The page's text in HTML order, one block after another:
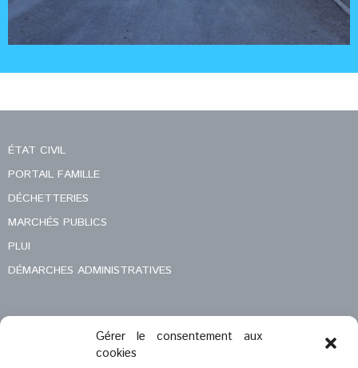
Gérer le consentement aux
cookies
ÉTAT CIVIL
PORTAIL FAMILLE
DÉCHETTERIES
MARCHÉS PUBLICS
PLUI
DÉMARCHES ADMINISTRATIVES
MENTIONS LÉGALES